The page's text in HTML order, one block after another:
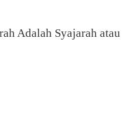
Adalah Syajarah atau